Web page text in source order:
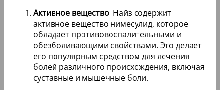
Активное вещество: Найз содержит
активное вещество нимесулид, которое
обладает противовоспалительными и
обезболивающими свойствами. Это делает
его популярным средством для лечения
болей различного происхождения, включая
суставные и мышечные боли.